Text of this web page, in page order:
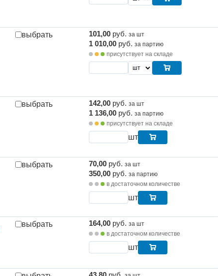
выбрать 101,00 руб. за шт
1 010,00 руб. за партию
присутствует на складе
выбрать 142,00 руб. за шт
1 136,00 руб. за партию
присутствует на складе
шт
выбрать 70,00 руб. за шт
350,00 руб. за партию
в достаточном количестве
шт
выбрать 164,00 руб. за шт
в достаточном количестве
шт